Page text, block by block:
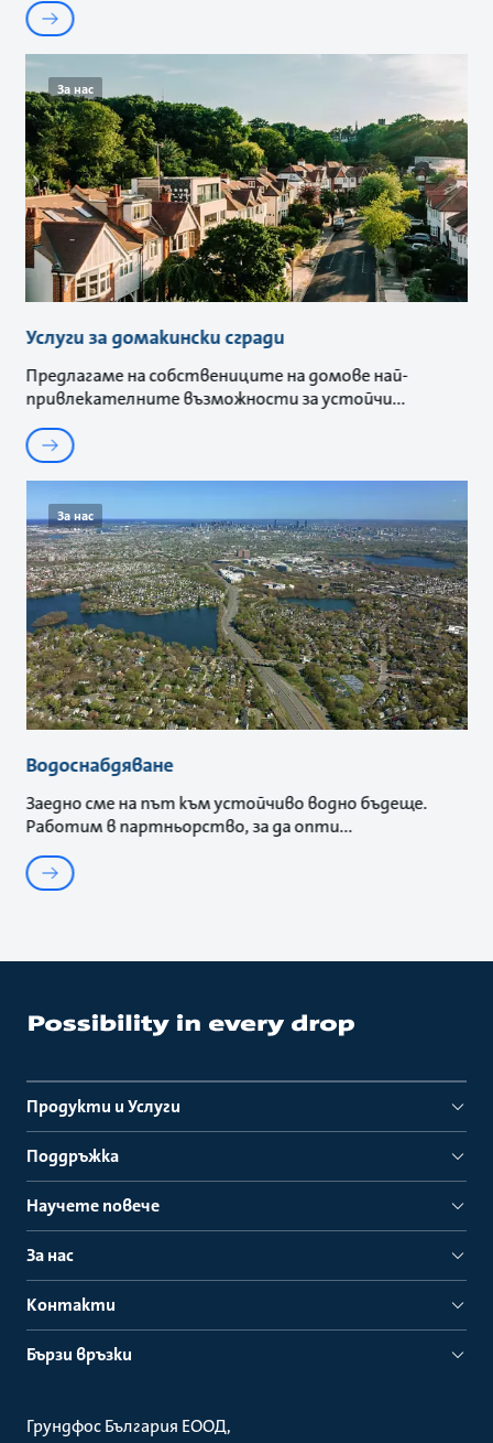
За нас
Услуги за домакински сгради
Предлагаме на собствениците на домове най-
привлекателните възможности за устойчи
За нас
Водоснабдяване
Заедно сме на път към устойчиво водно бъдеще.
Работим в партньорство, за да опти
Продукти и Услуги
Поддръжка
Научете повече
За нас
Контакти
Бързи връзки
Грундфос България ЕООД